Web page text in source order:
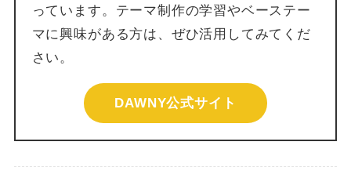
っています。テーマ制作の学習やベーステー
マに興味がある方は、ぜひ活用してみてくだ
さい。
DAWNY公式サイト